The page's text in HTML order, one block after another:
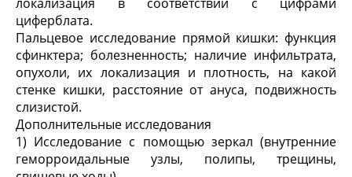
циферблата.
Пальцевое исследование прямой кишки: функция
сфинктера; болезненность; наличие инфильтрата,
опухоли, их локализация и плотность, на какой
стенке кишки, расстояние от ануса, подвижность
слизистой.
Дополнительные исследования
1) Исследование с помощью зеркал (внутренние
геморроидальные узлы, полипы, трещины,